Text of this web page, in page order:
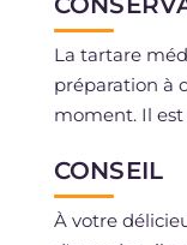
La tartare
préparation à
moment. Il est
pendant un
d'abord être
consommé
CONSEIL
À votre